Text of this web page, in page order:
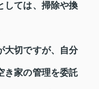
しては、掃除や換
大切ですが、自分
き家の管理を委託